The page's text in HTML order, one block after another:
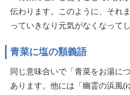
伝わります。このように、それ
っていきなり元気がなくなって
青菜に塩の類義語
同じ意味合いで「青菜をお湯に
あります。他には「幽霊の浜風(